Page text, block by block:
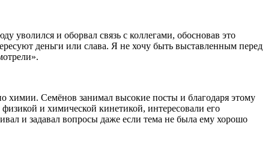
уволился и оборвал связь с коллегами, обосновав это
деньги или слава. Я не хочу быть выставленным перед
Семёнов занимал высокие посты и благодаря этому
и химической кинетикой, интересовали его
и задавал вопросы даже если тема не была ему хорошо